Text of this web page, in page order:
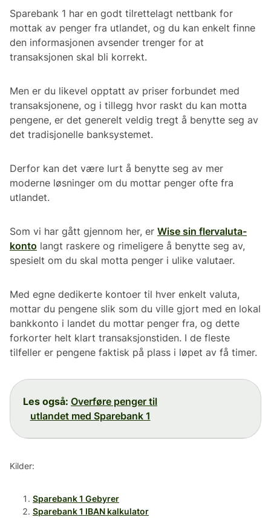
Sparebank 1 har en godt tilrettelagt nettbank for
mottak av penger fra utlandet, og du kan enkelt finne
den informasjonen avsender trenger for at
transaksjonen skal bli korrekt.
Men er du likevel opptatt av priser forbundet med
transaksjonene, og i tillegg hvor raskt du kan motta
pengene, er det generelt veldig tregt å benytte seg av
det tradisjonelle banksystemet.
Derfor kan det være lurt å benytte seg av mer
moderne løsninger om du mottar penger ofte fra
utlandet.
Som vi har gått gjennom her, er Wise sin flervaluta-
konto langt raskere og rimeligere å benytte seg av,
spesielt om du skal motta penger i ulike valutaer.
Med egne dedikerte kontoer til hver enkelt valuta,
mottar du pengene slik som du ville gjort med en lokal
bankkonto i landet du mottar penger fra, og dette
forkorter helt klart transaksjonstiden. I de fleste
tilfeller er pengene faktisk på plass i løpet av få timer.
Les også: Overføre penger til
utlandet med Sparebank 1
Kilder:
Sparebank 1 Gebyrer
Sparebank 1 IBAN kalkulator